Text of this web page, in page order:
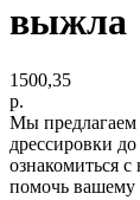
выжла
1500,35
р.
Мы предлагаем
дрессировки
ознакомиться
помочь вашему